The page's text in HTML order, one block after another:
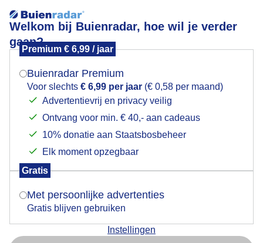
Welkom bij Buienradar, hoe wil je verder
gaan?
Premium € 6,99 / jaar
Buienradar Premium
Voor slechts € 6,99 per jaar (€ 0,58 per maand)
Advertentievrij en privacy veilig
Ontvang voor min. € 40,- aan cadeaus
10% donatie aan Staatsbosbeheer
Elk moment opzegbaar
Gratis
Met persoonlijke advertenties
Gratis blijven gebruiken
Instellingen
Zonsopkomst
Door: Tonny de Vries Gemaakt: 08-06-2026, 24x bekeken
Mogen we je locatie gebruiken voor het
Indien je hier nog geen akkoord op hebt gegeven,
verschijnt er zo een pop-up uit je browser waarin
Is goed, toon de popup
Nu niet, misschien later